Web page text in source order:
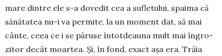
mare dintre ele s-a dovedit cea a sufle­tului, spaima că
sănătatea nu-i va permite, la un mo­ment dat, să mai
cânte, ceea ce i se păruse întot­dea­una mult mai îngro­
zitor decât moartea. Și, în fond, exact așa era. Trăia